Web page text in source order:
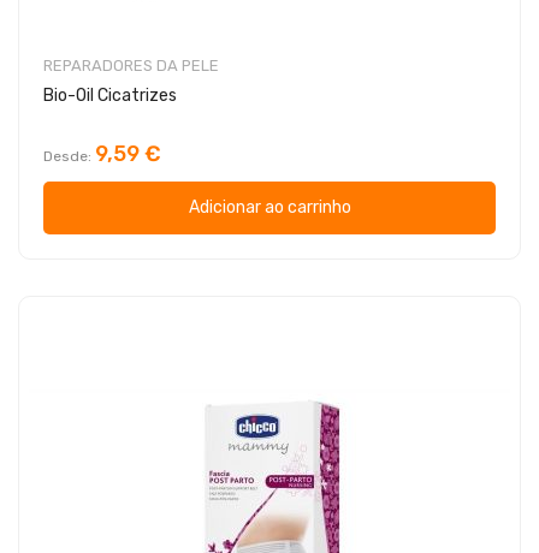
REPARADORES DA PELE
Bio-Oil Cicatrizes
Desde 9,59 €
Adicionar ao carrinho